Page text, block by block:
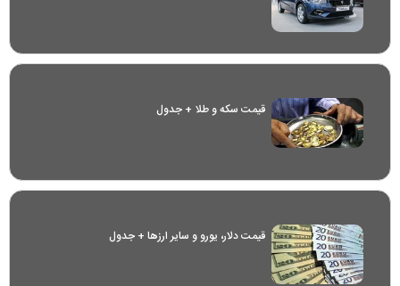
قیمت سکه و طلا + جدول
قیمت دلار، یورو و سایر ارز‌ها + جدول